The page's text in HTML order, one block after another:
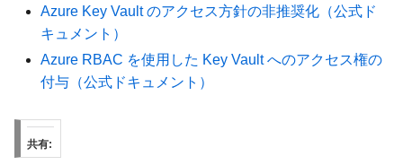
Azure Key Vault のアクセス方針の非推奨化（公式ド
キュメント）
Azure RBAC を使用した Key Vault へのアクセス権の
付与（公式ドキュメント）
共有: